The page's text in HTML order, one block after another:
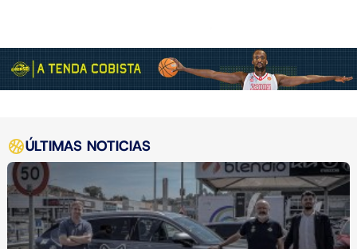
ÚLTIMAS NOTICIAS